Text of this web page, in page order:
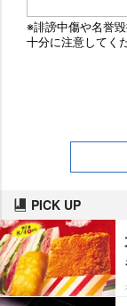
PICK UP